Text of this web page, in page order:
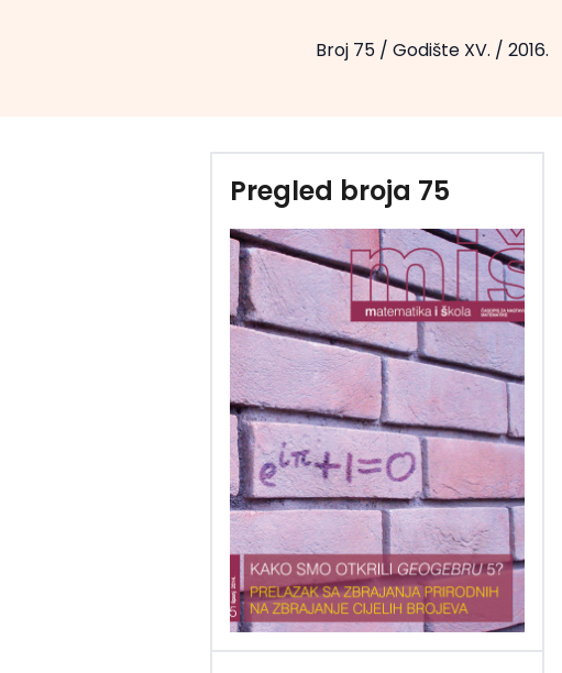
Broj 75/ Godište XV. / 2016.
Pregled broja 75